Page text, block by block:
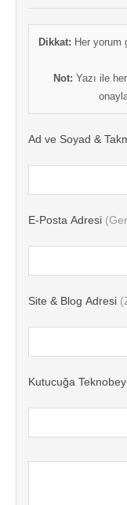
Dikkat: Her yorum
Not: Yazı ile
Ad ve Soyad &
E-Posta Adresi
Site & Blog Adresi
Kutucuğa